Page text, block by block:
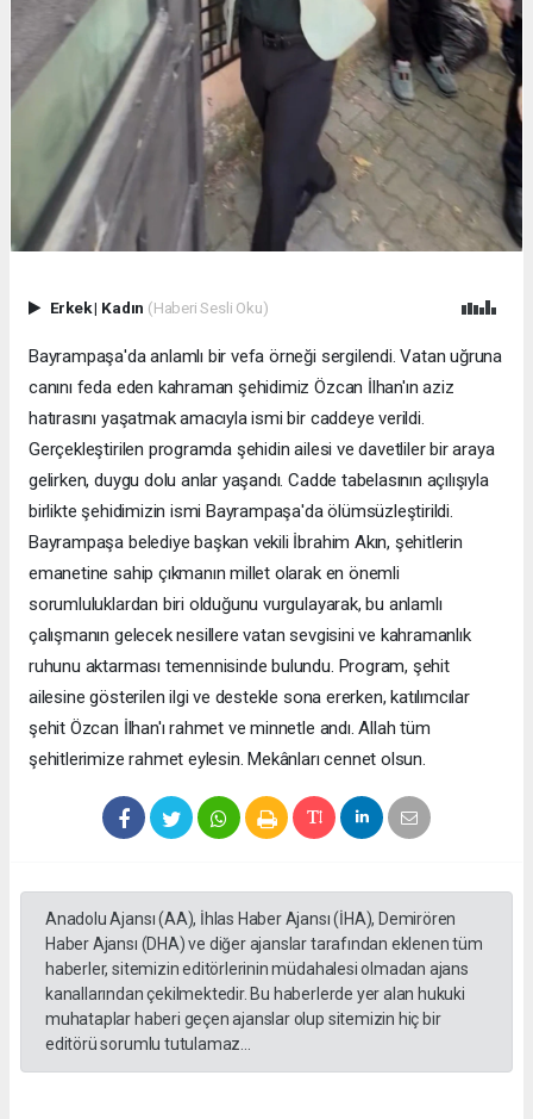
Erkek| Kadın (Haberi Sesli Oku)
Bayrampaşa'da anlamlı bir vefa örneği sergilendi. Vatan uğruna
canını feda eden kahraman şehidimiz Özcan İlhan'ın aziz
hatırasını yaşatmak amacıyla ismi bir caddeye verildi.
Gerçekleştirilen programda şehidin ailesi ve davetliler bir araya
gelirken, duygu dolu anlar yaşandı. Cadde tabelasının açılışıyla
birlikte şehidimizin ismi Bayrampaşa'da ölümsüzleştirildi.
Bayrampaşa belediye başkan vekili İbrahim Akın, şehitlerin
emanetine sahip çıkmanın millet olarak en önemli
sorumluluklardan biri olduğunu vurgulayarak, bu anlamlı
çalışmanın gelecek nesillere vatan sevgisini ve kahramanlık
ruhunu aktarması temennisinde bulundu. Program, şehit
ailesine gösterilen ilgi ve destekle sona ererken, katılımcılar
şehit Özcan İlhan'ı rahmet ve minnetle andı. Allah tüm
şehitlerimize rahmet eylesin. Mekânları cennet olsun.
Anadolu Ajansı (AA), İhlas Haber Ajansı (İHA), Demirören
Haber Ajansı (DHA) ve diğer ajanslar tarafından eklenen tüm
haberler, sitemizin editörlerinin müdahalesi olmadan ajans
kanallarından çekilmektedir. Bu haberlerde yer alan hukuki
muhataplar haberi geçen ajanslar olup sitemizin hiç bir
editörü sorumlu tutulamaz...